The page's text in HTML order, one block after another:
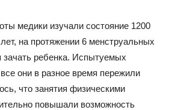
медики изучали состояние 1200
на протяжении 6 менструальных
ребенка. Испытуемых
они в разное время пережили
что занятия физическими
повышали возможность